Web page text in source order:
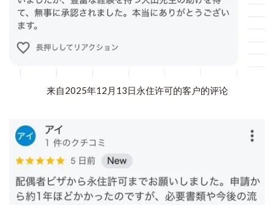
来自2025年12月13日永住许可的客户的评论